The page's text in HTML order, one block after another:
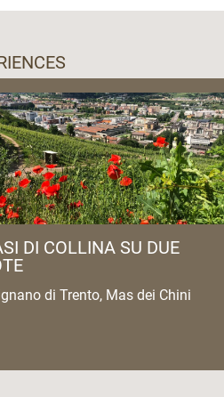
durante la produzione
DI COLLINA SU DUE
di Trento, Mas dei Chini